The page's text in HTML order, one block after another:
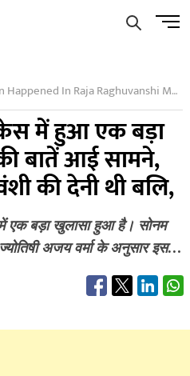
Menu
Murder Case Tantra Vidyas Things Came To The Fore Sonam Had To Sacrifice Raja Raghuvanshi
केस में हुआ एक बड़ा
की बातें आई सामने,
की देनी थी बलि,
में एक बड़ा खुलासा हुआ है। सोनम
अजय वर्मा के अनुसार इस…